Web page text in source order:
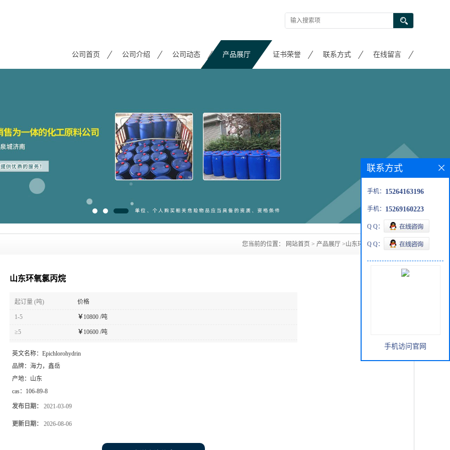
公司首页 公司介绍 公司动态 产品展厅 证书荣誉 联系方式 在线留言
您当前的位置： 网站首页 > 产品展厅 >山东环氧氯丙烷
山东环氧氯丙烷
起订量 (吨) 价格
1-5 ￥ 10800 /吨
≥5 ￥ 10600 /吨
英文名称： Epichlorohydrin
品牌： 海力，鑫岳
产地： 山东
cas： 106-89-8
发布日期： 2021-03-09
更新日期： 2026-08-06
联系方式
手机： 15264163196
手机： 15269160223
Q Q：
Q Q：
手机访问官网